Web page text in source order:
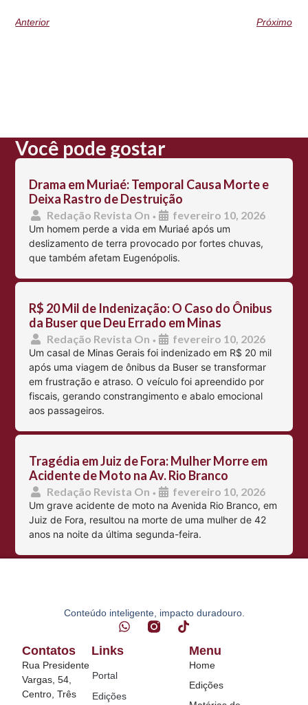
Anterior Próximo
Você pode gostar
Drama em Muriaé: Temporal Causa Morte e
Deixa Rastro de Destruição
Redação Revista On • fevereiro 10, 2026
Um homem perde a vida em Muriaé após um
deslizamento de terra provocado por fortes chuvas,
que também afetam Eugenópolis.
R$ 20 Mil de Indenização: O Caso do Ônibus
da Buser que Deu Errado em Minas
Redação Revista On • fevereiro 10, 2026
Um casal de Minas Gerais foi indenizado em R$ 20 mil
após uma viagem de ônibus da Buser se transformar
em frustração e atraso. O veículo foi apreendido por
fiscais, gerando constrangimento e abalo emocional
aos passageiros.
Tragédia em Juiz de Fora: Mulher Morre em
Acidente de Moto na Av. Rio Branco
Redação Revista On • fevereiro 10, 2026
Um grave acidente de moto na Avenida Rio Branco, em
Juiz de Fora, resultou na morte de uma mulher de 42
anos na noite da última segunda-feira.
Conteúdo inteligente, impacto duradouro.
Links
Portal
Edições
Menu
Home
Edições
Contatos
Rua Presidente
Vargas, 54,
Centro, Três